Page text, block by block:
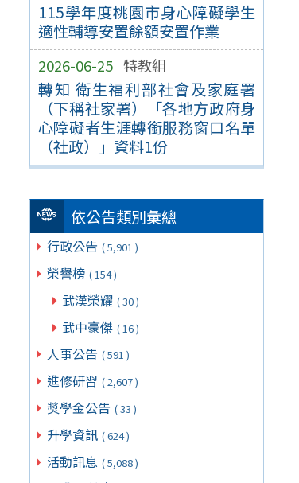
115學年度桃園市身心障礙學生
適性輔導安置餘額安置作業
2026-06-25 特教組
轉知 衛生福利部社會及家庭署
（下稱社家署）「各地方政府身
心障礙者生涯轉銜服務窗口名單
（社政）」資料1份
依公告類別彙總
行政公告 ( 5,901 )
榮譽榜 ( 154 )
武漢榮耀 ( 30 )
武中豪傑 ( 16 )
人事公告 ( 591 )
進修研習 ( 2,607 )
獎學金公告 ( 33 )
升學資訊 ( 624 )
活動訊息 ( 5,088 )